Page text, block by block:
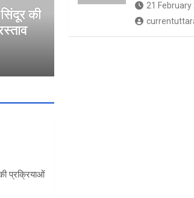
की
प्रक्रियाओं
21 February